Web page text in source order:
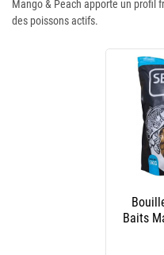
Mango & Peach apporte un profil
des poissons actifs.
Baits